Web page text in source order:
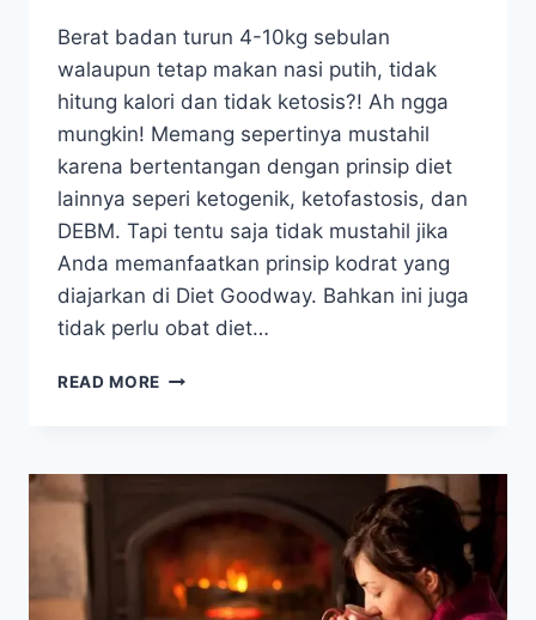
Berat badan turun 4-10kg sebulan
walaupun tetap makan nasi putih, tidak
hitung kalori dan tidak ketosis?! Ah ngga
mungkin! Memang sepertinya mustahil
karena bertentangan dengan prinsip diet
lainnya seperi ketogenik, ketofastosis, dan
DEBM. Tapi tentu saja tidak mustahil jika
Anda memanfaatkan prinsip kodrat yang
diajarkan di Diet Goodway. Bahkan ini juga
tidak perlu obat diet…
READ MORE WALAUPUN
PUTIH,
HITUNG
KALORI
TIDAK